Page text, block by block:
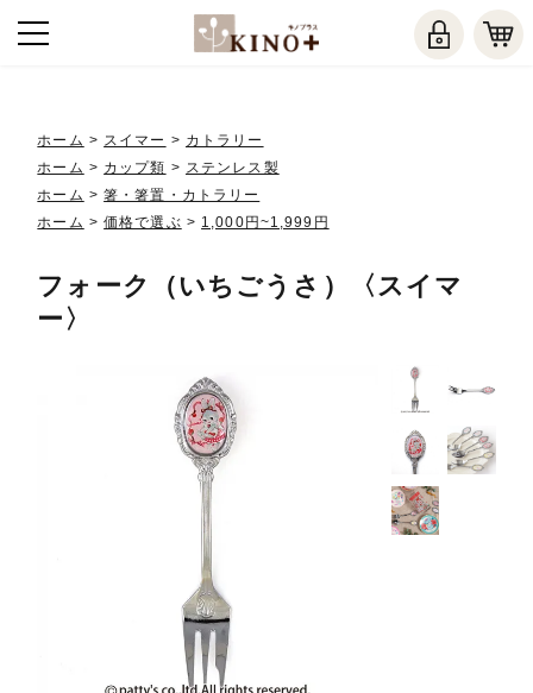
ホーム > スイマー > カトラリー
ホーム > カップ類 > ステンレス製
ホーム >箸・箸置・カトラリー
ホーム >価格で選ぶ > 1,000円~1,999円
フォーク（いちごうさ）〈スイマ
ー〉